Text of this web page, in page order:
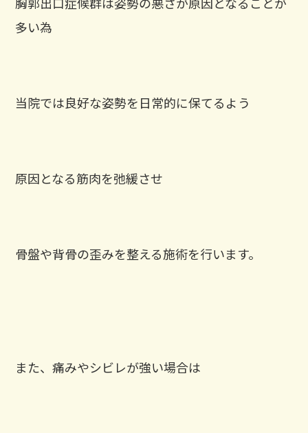
多い為
当院では良好な姿勢を日常的に保てるよう
原因となる筋肉を弛緩させ
骨盤や背骨の歪みを整える施術を行います。
また、痛みやシビレが強い場合は